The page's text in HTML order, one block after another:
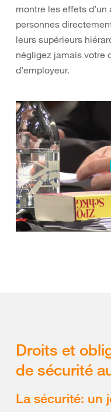
montre les effets
personnes
leurs supérieurs
négligez jamais votre
d’employeur.
Droits et
de sécurité
La sécurité: un